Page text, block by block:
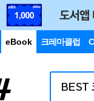
eBook 크레마클럽